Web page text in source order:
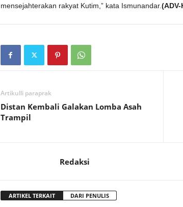
mensejahterakan rakyat Kutim,” kata Ismunandar.(ADV-
Artikulli paraprak
Distan Kembali Galakan Lomba Asah
Trampil
Redaksi
ARTIKEL TERKAIT DARI PENULIS